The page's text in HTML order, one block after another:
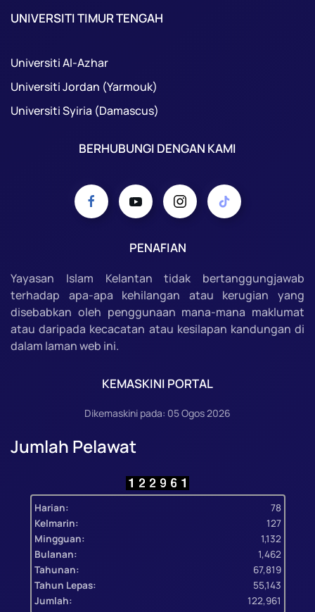
UNIVERSITI TIMUR TENGAH
Universiti Al-Azhar
Universiti Jordan (Yarmouk)
Universiti Syiria (Damascus)
BERHUBUNGI DENGAN KAMI
PENAFIAN
Yayasan Islam Kelantan tidak bertanggungjawab
terhadap apa-apa kehilangan atau kerugian yang
disebabkan oleh penggunaan mana-mana maklumat
atau daripada kecacatan atau kesilapan kandungan di
dalam laman web ini.
KEMASKINI PORTAL
Dikemaskini pada: 05 Ogos 2026
Jumlah Pelawat
Harian:
78
Kelmarin:
127
Mingguan:
1,132
Bulanan:
1,462
Tahunan:
67,819
Tahun Lepas:
55,143
Jumlah:
122,961